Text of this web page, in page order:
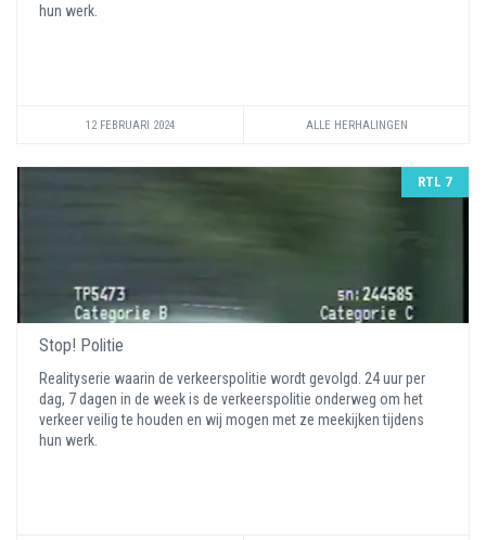
hun werk.
12 FEBRUARI 2024 ALLE HERHALINGEN
RTL 7
Stop! Politie
Realityserie waarin de verkeerspolitie wordt gevolgd. 24 uur per
dag, 7 dagen in de week is de verkeerspolitie onderweg om het
verkeer veilig te houden en wij mogen met ze meekijken tijdens
hun werk.